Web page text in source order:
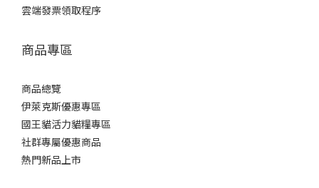
雲端發票領取程序
商品專區
商品總覽
伊萊克斯優惠專區
國王貓活力貓糧專區
社群專屬優惠商品
熱門新品上市